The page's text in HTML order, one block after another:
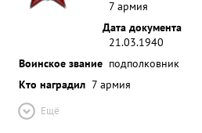
7 армия
Дата документа
21.03.1940
Воинское звание подполковник
Кто наградил 7 армия
Ещё